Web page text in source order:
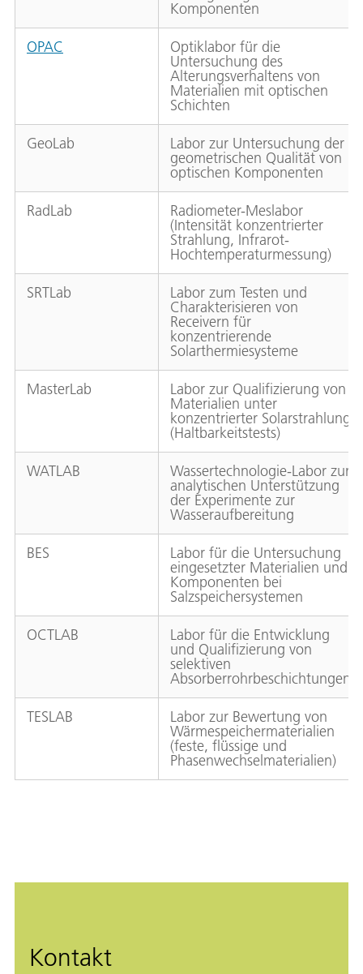
Komponenten
OPAC Optiklabor für die
Untersuchung des
Alterungsverhaltens von
Materialien mit optischen
Schichten
GeoLab Labor zur Untersuchung der
geometrischen Qualität von
optischen Komponenten
RadLab Radiometer-Meslabor
(Intensität konzentrierter
Strahlung, Infrarot-
Hochtemperaturmessung)
SRTLab Labor zum Testen und
Charakterisieren von
Receivern für
konzentrierende
Solarthermiesysteme
MasterLab Labor zur Qualifizierung von
Materialien unter
konzentrierter Solarstrahlung
(Haltbarkeitstests)
WATLAB Wassertechnologie-Labor zur
analytischen Unterstützung
der Experimente zur
Wasseraufbereitung
BES Labor für die Untersuchung
eingesetzter Materialien und
Komponenten bei
Salzspeichersystemen
OCTLAB Labor für die Entwicklung
und Qualifizierung von
selektiven
Absorberrohrbeschichtungen
TESLAB Labor zur Bewertung von
Wärmespeichermaterialien
(feste, flüssige und
Phasenwechselmaterialien)
Kontakt